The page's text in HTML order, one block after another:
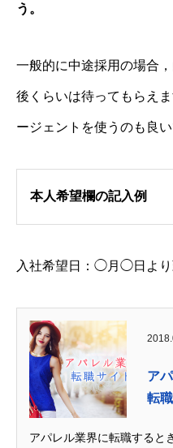
う。
一般的に中途採用の場合
後くらいは待ってもらえ
ージェントを使うのも良い
本人希望欄の記入例
入社希望日：◯月◯日よ
ア
転
アパレル業界に転職すると